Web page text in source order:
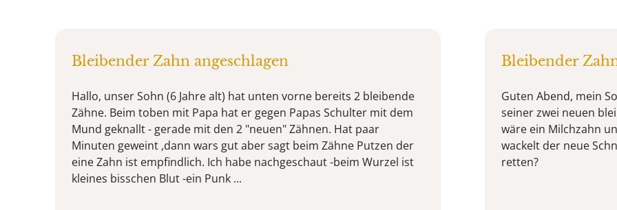
Bleibender Zahn angeschlagen
Hallo, unser Sohn (6 Jahre alt) hat unten vorne bereits 2 bleibende
Zähne. Beim toben mit Papa hat er gegen Papas Schulter mit dem
Mund geknallt - gerade mit den 2 "neuen" Zähnen. Hat paar
Minuten geweint ,dann wars gut aber sagt beim Zähne Putzen der
eine Zahn ist empfindlich. Ich habe nachgeschaut -beim Wurzel ist
kleines bisschen Blut -ein Punk ...
Bleibender
Guten Abend, mein
seiner zwei neuen
wäre ein Milchzahn
wackelt der neue
retten?